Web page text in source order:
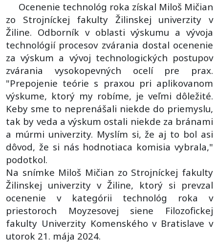
Ocenenie technológ roka získal Miloš Mičian
zo Strojníckej fakulty Žilinskej univerzity
v
Žiline. Odborník v oblasti výskumu a vývoja
technológií procesov zvárania dostal ocenenie
za výskum a vývoj technologických postupov
zvárania vysokopevných ocelí pre prax.
"Prepojenie teórie s praxou pri aplikovanom
výskume, ktorý my robíme, je veľmi dôležité.
Keby sme to neprenášali niekde do priemyslu,
tak by veda a výskum ostali niekde za bránami
a múrmi univerzity. Myslím si, že aj to bol asi
dôvod, že si nás hodnotiaca komisia vybrala,"
podotkol.
Na snímke Miloš Mičian zo Strojníckej fakulty
Žilinskej univerzity v Žiline, ktorý si prevzal
ocenenie v kategórii technológ roka v
priestoroch Moyzesovej siene Filozofickej
fakulty Univerzity Komenského v Bratislave v
utorok 21. mája 2024.